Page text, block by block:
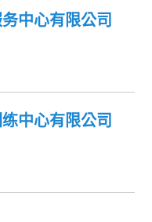
中心有限公司
中心有限公司